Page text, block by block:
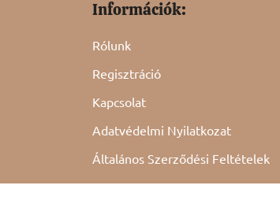
Információk:
Rólunk
Regisztráció
Kapcsolat
Adatvédelmi Nyilatkozat
Általános Szerződési Feltételek